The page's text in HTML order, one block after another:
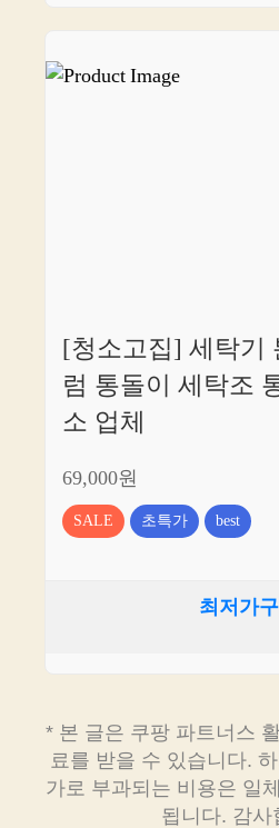
[청소고집] 세탁기
럼 통돌이 세탁조
소 업체
69,000원
SALE 초특가 best
최저가
* 본 글은 쿠팡 파트너스
료를 받을 수 있습니다.
가로 부과되는 비용은 일
됩니다. 감사